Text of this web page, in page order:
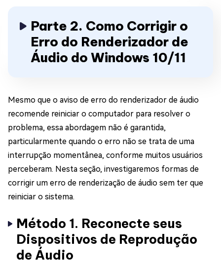
Parte 2. Como Corrigir o
Erro do Renderizador de
Áudio do Windows 10/11
Mesmo que o aviso de erro do renderizador de áudio
recomende reiniciar o computador para resolver o
problema, essa abordagem não é garantida,
particularmente quando o erro não se trata de uma
interrupção momentânea, conforme muitos usuários
perceberam. Nesta seção, investigaremos formas de
corrigir um erro de renderização de áudio sem ter que
reiniciar o sistema.
Método 1. Reconecte seus
Dispositivos de Reprodução
de Áudio